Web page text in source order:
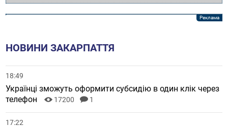
НОВИНИ ЗАКАРПАТТЯ
18:49
Українці зможуть оформити субсидію в один клік через
телефон
17200 1
17:22